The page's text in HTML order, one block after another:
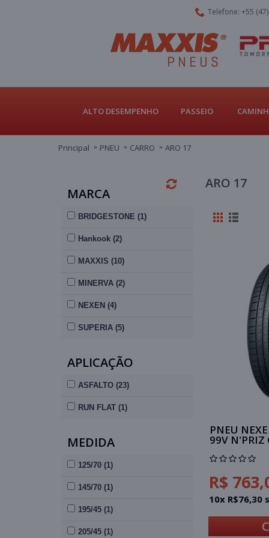
Telefone: +55
ALTO DESEMPENHO PASSEIO
Principal PNEU CARRO ARO 17
MARCA
BRIDGESTONE (1)
Hankook (2)
MAXXIS (10)
MINERVA (2)
NEXEN (4)
SUPERIA (5)
APLICAÇÃO
ASFALTO (23)
RUN FLAT (1)
MEDIDA
125/70 (1)
145/70 (1)
195/45 (1)
205/45 (1)
ARO 17
PNEU
99V N'PRIZ
R$
10x R$76,30